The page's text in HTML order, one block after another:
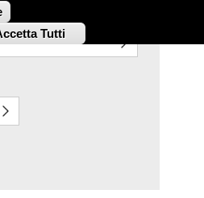
Tutti
Withdraw
consent